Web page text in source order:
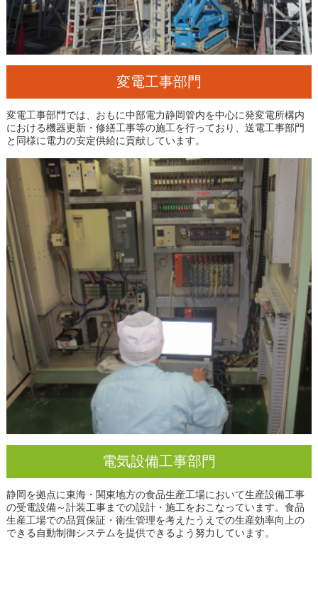
変電工事部門
変電工事部門では、おもに中部電力静岡管内を中心に発変電所構内
における機器更新・修繕工事等の施工を行っており、送電工事部門
と同様に電力の安定供給に貢献しています。
電気設備工事部門
静岡を拠点に東海・関東地方の食品生産工場において生産設備工事
の受電設備～計装工事までの設計・施工をおこなっています。食品
生産工場での品質保証・衛生管理を考えたうえでの生産効率向上の
できる自動制御システムを提供できるよう努力しています。